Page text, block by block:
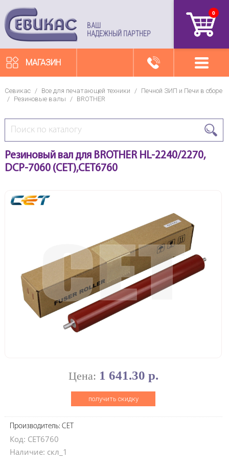
ВАШ
НАДЕЖНЫЙ ПАРТНЕР
0
МАГАЗИН
Севикас / Все для печатающей техники /
Печной ЗИП и Печи в сборе
/
Резиновые валы / BROTHER
Резиновый вал для BROTHER HL-2240/2270,
DCP-7060 (CET),CET6760
Цена: 1 641.30 р.
получить скидку
Производитель: CET
Код: CET6760
Наличие: скл_1